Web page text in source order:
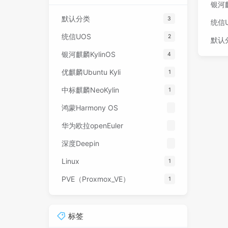
银河
统信
默认
默认分类 3
统信UOS 2
银河麒麟KylinOS 4
优麒麟Ubuntu Kyli 1
中标麒麟NeoKylin 1
鸿蒙Harmony OS
华为欧拉openEuler
深度Deepin
Linux 1
PVE（Proxmox_VE） 1
标签